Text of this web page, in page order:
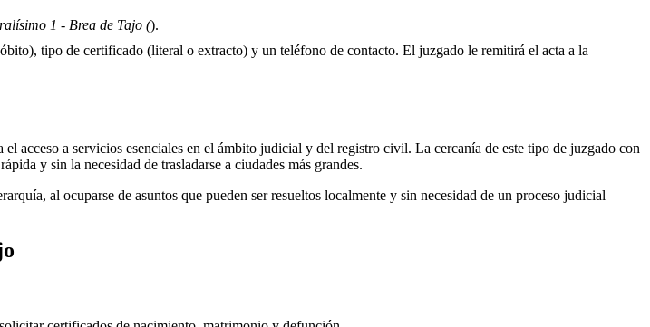
1 - Brea de Tajo ().
tipo de certificado (literal o extracto) y un teléfono de contacto. El juzgado le remitirá el acta a la
acceso a servicios esenciales en el ámbito judicial y del registro civil. La cercanía de este tipo de juzgado con
y sin la necesidad de trasladarse a ciudades más grandes.
al ocuparse de asuntos que pueden ser resueltos localmente y sin necesidad de un proceso judicial